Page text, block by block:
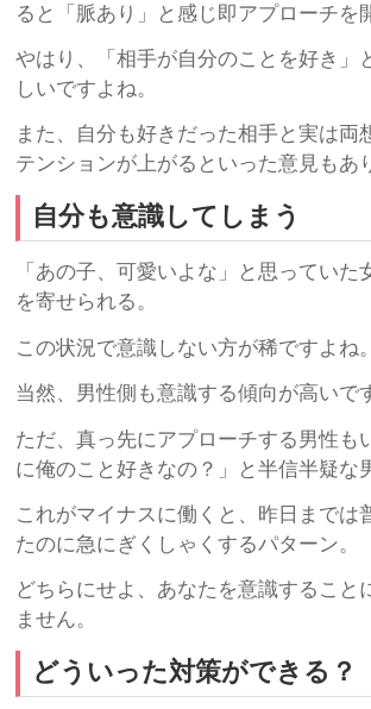
ると「脈あり」と感じ即アプローチを
やはり、「相手が自分のことを好き」
しいですよね。
また、自分も好きだった相手と実は両
テンションが上がるといった意見もあ
自分も意識してしまう
「あの子、可愛いよな」と思っていた
を寄せられる。
この状況で意識しない方が稀ですよね。
当然、男性側も意識する傾向が高いで
ただ、真っ先にアプローチする男性も
に俺のこと好きなの？」と半信半疑な
これがマイナスに働くと、昨日までは
たのに急にぎくしゃくするパターン。
どちらにせよ、あなたを意識すること
ません。
どういった対策ができる？